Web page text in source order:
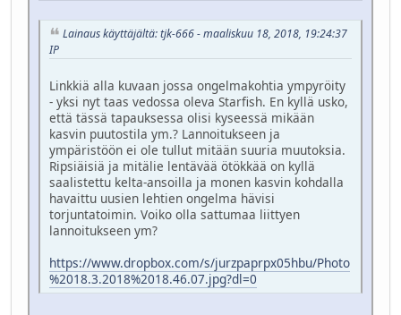
Lainaus käyttäjältä: tjk-666 - maaliskuu 18, 2018, 19:24:37
IP
Linkkiä alla kuvaan jossa ongelmakohtia ympyröity
- yksi nyt taas vedossa oleva Starfish. En kyllä usko,
että tässä tapauksessa olisi kyseessä mikään
kasvin puutostila ym.? Lannoitukseen ja
ympäristöön ei ole tullut mitään suuria muutoksia.
Ripsiäisiä ja mitälie lentävää ötökkää on kyllä
saalistettu kelta-ansoilla ja monen kasvin kohdalla
havaittu uusien lehtien ongelma hävisi
torjuntatoimin. Voiko olla sattumaa liittyen
lannoitukseen ym?
https://www.dropbox.com/s/jurzpaprpx05hbu/Photo
%2018.3.2018%2018.46.07.jpg?dl=0